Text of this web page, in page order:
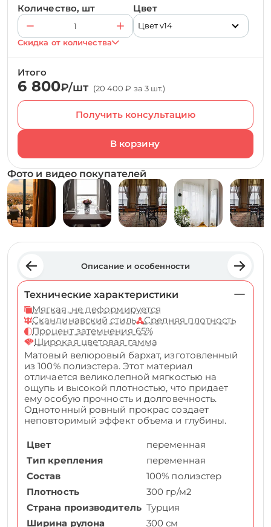
Количество, шт Цвет
Цвет v14
Скидка от количества
Итого
6 800₽/шт (20 400 ₽ за 3 шт.)
Получить консультацию
Фото и видео покупателей
Описание и особенности
Технические характеристики
Мягкая, не деформируется
Скандинавский стиль
Средняя плотность
Процент затемнения 65%
Широкая цветовая гамма
Матовый велюровый бархат, изготовленный
из 100% полиэстера. Этот материал
отличается великолепной мягкостью на
ощупь и высокой плотностью, что придает
ему особую прочность и долговечность.
Однотонный ровный прокрас создает
неповторимый эффект объема и глубины.
Цвет
переменная
Тип крепления
переменная
Состав
100% полиэстер
Плотность
300 гр/м2
Страна производитель Турция
Ширина рулона
300 см